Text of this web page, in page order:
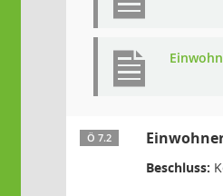
Ö 7.2
Beschluss: